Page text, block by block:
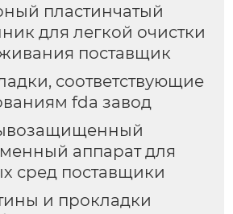
пластинчатый
для легкой очистки
поставщик
соответствующие
fda завод
аппарат для
сред поставщики
и прокладки